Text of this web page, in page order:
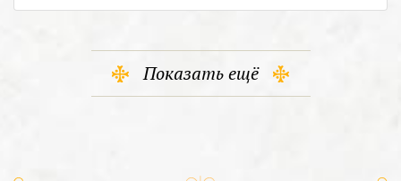
Показать ещё